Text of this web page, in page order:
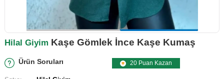
Hilal Giyim Kaşe Gömlek İnce Kaşe Kumaş
Ürün Soruları 20 Puan Kazan